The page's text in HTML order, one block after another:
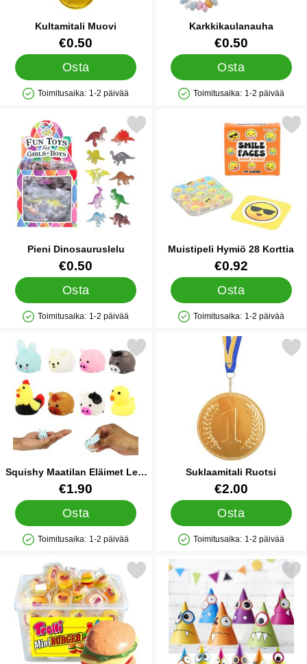
Kultamitali Muovi
Tuote.nro 12482
€0.50
Osta
Saatavuus: Varastossa
Toimitusaika: 1-2 päivää
Karkkikaulanauha
Tuote.nro 10739
€0.50
Osta
Saatavuus: Varastossa
Toimitusaika: 1-2 päivää
Pieni Dinosauruslelu
Tuote.nro 32753
€0.50
Osta
Saatavuus: Varastossa
Toimitusaika: 1-2 päivää
Merkitse pieni Dinosauruslelu suosikiksi
Muistipeli Hymiö 28 Korttia
Tuote.nro 86986
€0.92
Osta
Saatavuus: Varastossa
Toimitusaika: 1-2 päivää
Merkitse muistipeli
Squishy Maatilan Eläimet Lelu
3-5 cm
Tuote.nro 91544
€1.90
Osta
Saatavuus: Varastossa
Toimitusaika: 1-2 päivää
squishy Maatilan Eläimet Lelu 3-5 cm suosikiksi
Suklaamitali Ruotsi
Tuote.nro 11094
€2.00
Osta
Saatavuus: Varastossa
Toimitusaika: 1-2 päivää
Merkitse suklaamitali
Merkitse makeishampurilainen Mini suosikiksi
Merkitse juhlahatut Monster